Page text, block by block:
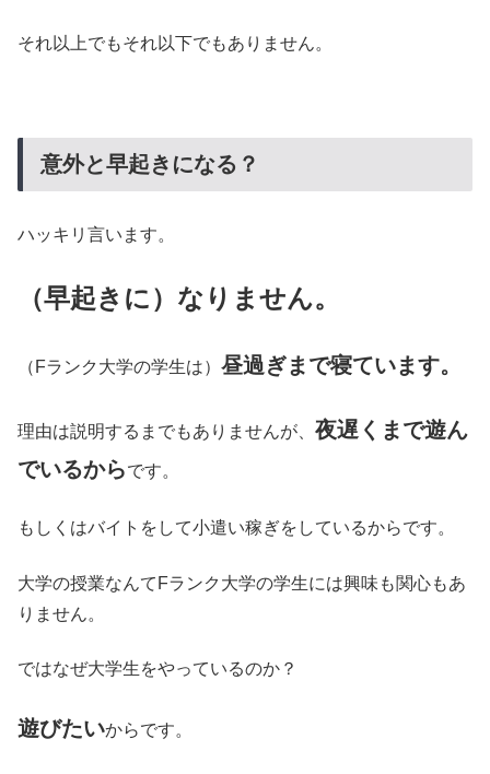
それ以上でもそれ以下でもありません。
意外と早起きになる？
ハッキリ言います。
（早起きに）なりません。
（Fランク大学の学生は） 昼過ぎまで寝ています。
理由は説明するまでもありませんが、 夜遅くまで遊ん
でいるからです。
もしくはバイトをして小遣い稼ぎをしているからです。
大学の授業なんてFランク大学の学生には興味も関心もあ
りません。
ではなぜ大学生をやっているのか？
遊びたいからです。